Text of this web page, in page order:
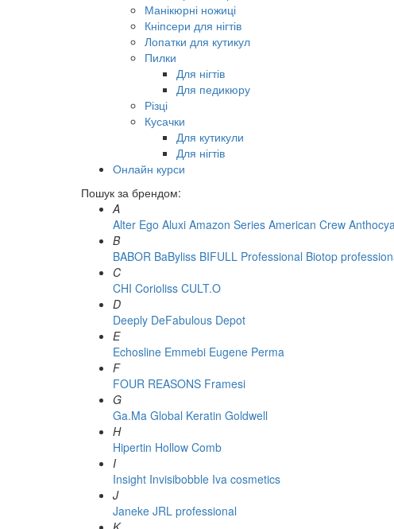
Манікюрні ножиці
Кніпсери для нігтів
Лопатки для кутикул
Пилки
Для нігтів
Для педикюру
Різці
Кусачки
Для кутикули
Для нігтів
Онлайн курси
Пошук за брендом:
A
Alter Ego Aluxi Amazon Series American Crew
B
BABOR BaByliss BIFULL Professional Biotop
C
CHI Corioliss CULT.O
D
Deeply DeFabulous Depot
E
Echosline Emmebi Eugene Perma
F
FOUR REASONS Framesi
G
Ga.Ma Global Keratin Goldwell
H
Hipertin Hollow Comb
I
Insight Invisibobble Iva cosmetics
J
Janeke JRL professional